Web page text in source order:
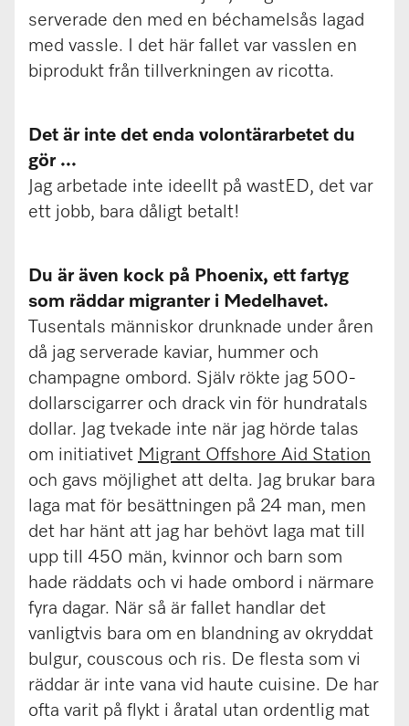
serverade den med en béchamelsås lagad
med vassle. I det här fallet var vasslen en
biprodukt från tillverkningen av ricotta.
Det är inte det enda volontärarbetet du
gör ...
Jag arbetade inte ideellt på wastED, det var
ett jobb, bara dåligt betalt!
Du är även kock på Phoenix, ett fartyg
som räddar migranter i Medelhavet.
Tusentals människor drunknade under åren
då jag serverade kaviar, hummer och
champagne ombord. Själv rökte jag 500-
dollarscigarrer och drack vin för hundratals
dollar. Jag tvekade inte när jag hörde talas
om initiativet Migrant Offshore Aid Station
och gavs möjlighet att delta. Jag brukar bara
laga mat för besättningen på 24 man, men
det har hänt att jag har behövt laga mat till
upp till 450 män, kvinnor och barn som
hade räddats och vi hade ombord i närmare
fyra dagar. När så är fallet handlar det
vanligtvis bara om en blandning av okryddat
bulgur, couscous och ris. De flesta som vi
räddar är inte vana vid haute cuisine. De har
ofta varit på flykt i åratal utan ordentlig mat